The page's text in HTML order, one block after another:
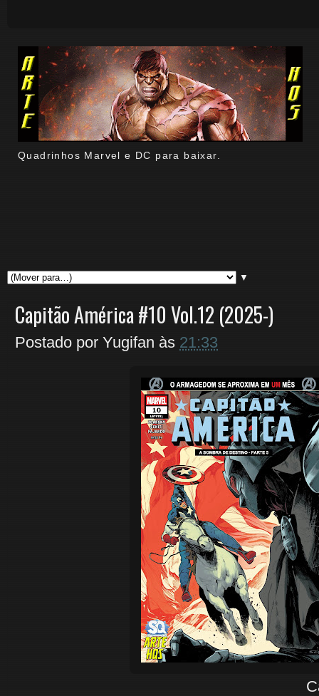
Quadrinhos Marvel e DC para baixar.
▼
Capitão América #10 Vol.12 (2025-)
Postado por Yugifan às 21:33
Capitão